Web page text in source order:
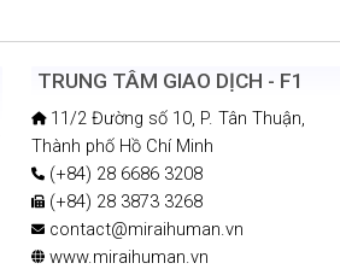
TRUNG TÂM GIAO DỊCH - F1
11/2 Đường số 10, P. Tân Thuận,
Thành phố Hồ Chí Minh
(+84) 28 6686 3208
(+84) 28 3873 3268
contact@miraihuman.vn
www.miraihuman.vn